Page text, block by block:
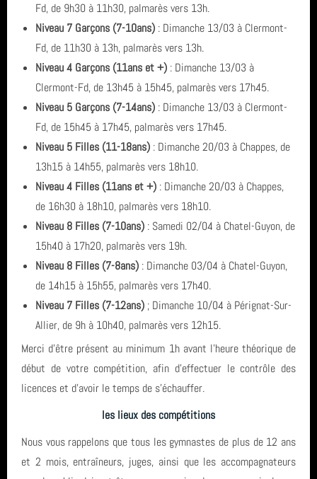
Compétition (7)
Infos générales (24)
GRS (1)
Derniers articles
FETE DE LA GYM 2026
FINALE NATIONALE UFOLEP 2026
Gymnastique Rythmique - Nos équipes en compétition
Assemblée Générale
Inscriptions saison 2025-2026
Mots clés
Clermont-Ferrand
vidéo
GRS
Derniers commentaires
Archives
juin 2026 (2)
avril 2026 (1)
septembre 2025 (1)
août 2025 (1)
année 2024 (4)
année 2023 (3)
année 2022 (6)
Fil des articles
Fil des commentaires
Fd, de 9h30 à 11h30, palmarès vers 13h.
Niveau 7 Garçons (7-10ans) : Dimanche 13/03 à Clermont-
Fd, de 11h30 à 13h, palmarès vers 13h.
Niveau 4 Garçons (11ans et +) : Dimanche 13/03 à
Clermont-Fd, de 13h45 à 15h45, palmarès vers 17h45.
Niveau 5 Garçons (7-14ans) : Dimanche 13/03 à Clermont-
Fd, de 15h45 à 17h45, palmarès vers 17h45.
Niveau 5 Filles (11-18ans) : Dimanche 20/03 à Chappes, de
13h15 à 14h55, palmarès vers 18h10.
Niveau 4 Filles (11ans et +) : Dimanche 20/03 à Chappes,
de 16h30 à 18h10, palmarès vers 18h10.
Niveau 8 Filles (7-10ans) : Samedi 02/04 à Chatel-Guyon, de
15h40 à 17h20, palmarès vers 19h.
Niveau 8 Filles (7-8ans) : Dimanche 03/04 à Chatel-Guyon,
de 14h15 à 15h55, palmarès vers 17h40.
Niveau 7 Filles (7-12ans) ; Dimanche 10/04 à Pérignat-Sur-
Allier, de 9h à 10h40, palmarès vers 12h15.
Merci d'être présent au minimum 1h avant l'heure théorique de
début de votre compétition, afin d'effectuer le contrôle des
licences et d'avoir le temps de s'échauffer.
les lieux des compétitions
Nous vous rappelons que tous les gymnastes de plus de 12 ans
et 2 mois, entraîneurs, juges, ainsi que les accompagnateurs